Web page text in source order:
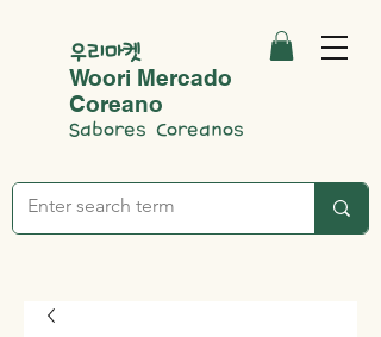
우리마켓
Woori Mercado
Coreano
Sabores Coreanos